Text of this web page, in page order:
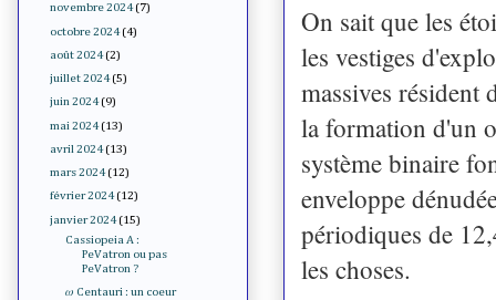
On sait que les
les vestiges
massives résident
la formation d'un
système binaire
enveloppe
périodiques de
les choses.
novembre 2024 (7)
octobre 2024 (4)
août 2024 (2)
juillet 2024 (5)
juin 2024 (9)
mai 2024 (13)
avril 2024 (13)
mars 2024 (12)
février 2024 (12)
janvier 2024 (15)
Cassiopeia A :
PeVatron ou pas
PeVatron ?
𝜔 Centauri : un coeur